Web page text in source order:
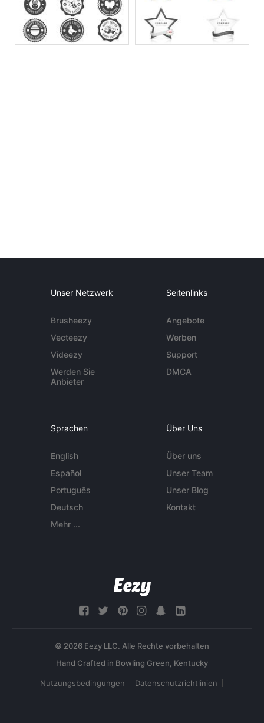
Unser Netzwerk
Brusheezy
Vecteezy
Videezy
Werden Sie
Anbieter
Seitenlinks
Angebote
Werben
Support
DMCA
Sprachen
English
Español
Português
Deutsch
Mehr ...
Über Uns
Über uns
Unser Team
Unser Blog
Kontakt
© 2026 Eezy LLC. Alle Rechte vorbehalten
Nutzungsbedingungen Datenschutzrichtlinien